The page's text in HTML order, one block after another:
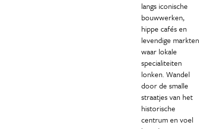
langs iconische
bouwwerken,
hippe cafés en
levendige markten
waar lokale
specialiteiten
lonken. Wandel
door de smalle
straatjes van het
historische
centrum en voel